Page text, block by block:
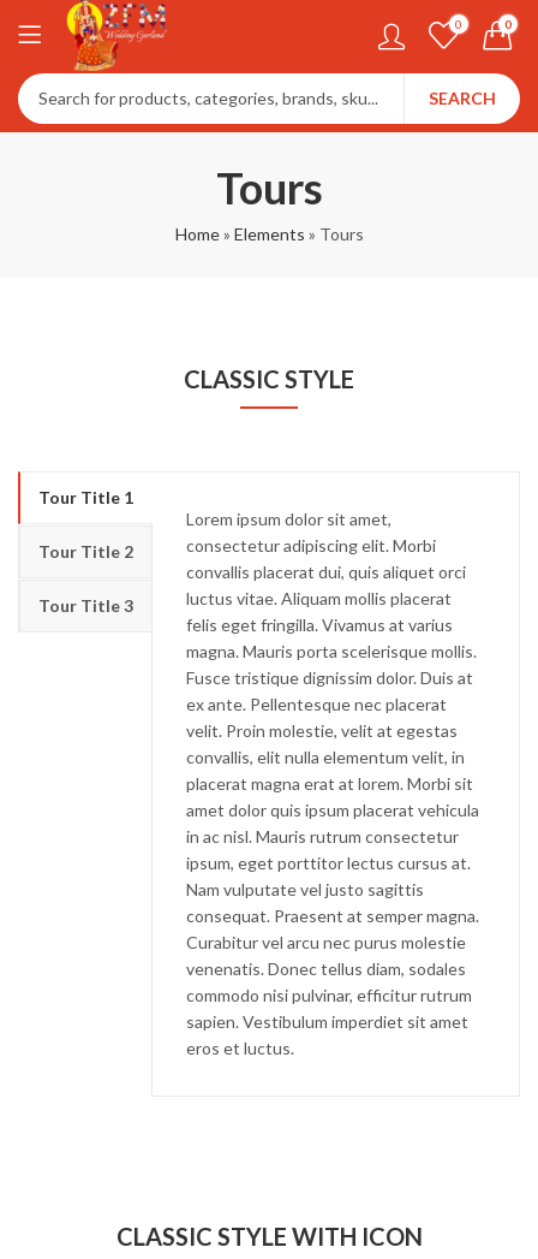
0 0
SEARCH
Tours
Home» Elements » Tours
CLASSIC STYLE
Tour Title 1
Tour Title 2
Tour Title 3
Lorem ipsum dolor sit amet,
consectetur adipiscing elit. Morbi
convallis placerat dui, quis aliquet orci
luctus vitae. Aliquam mollis placerat
felis eget fringilla. Vivamus at varius
magna. Mauris porta scelerisque mollis.
Fusce tristique dignissim dolor. Duis at
ex ante. Pellentesque nec placerat
velit. Proin molestie, velit at egestas
convallis, elit nulla elementum velit, in
placerat magna erat at lorem. Morbi sit
amet dolor quis ipsum placerat vehicula
in ac nisl. Mauris rutrum consectetur
ipsum, eget porttitor lectus cursus at.
Nam vulputate vel justo sagittis
consequat. Praesent at semper magna.
Curabitur vel arcu nec purus molestie
venenatis. Donec tellus diam, sodales
commodo nisi pulvinar, efficitur rutrum
sapien. Vestibulum imperdiet sit amet
eros et luctus.
CLASSIC STYLE WITH ICON